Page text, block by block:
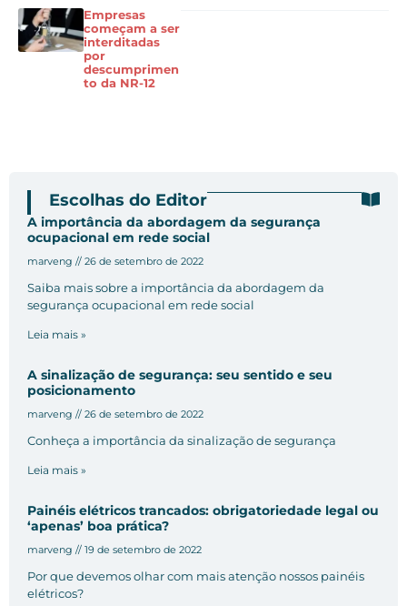
Empresas
começam a ser
interditadas
por
descumprimen
to da NR-12
Escolhas do Editor
A importância da abordagem da segurança
ocupacional em rede social
marveng 26 de setembro de 2022
Saiba mais sobre a importância da abordagem da
segurança ocupacional em rede social
Leia mais »
A sinalização de segurança: seu sentido e seu
posicionamento
marveng 26 de setembro de 2022
Conheça a importância da sinalização de segurança
Leia mais »
Painéis elétricos trancados: obrigatoriedade legal ou
‘apenas’ boa prática?
marveng 19 de setembro de 2022
Por que devemos olhar com mais atenção nossos painéis
elétricos?